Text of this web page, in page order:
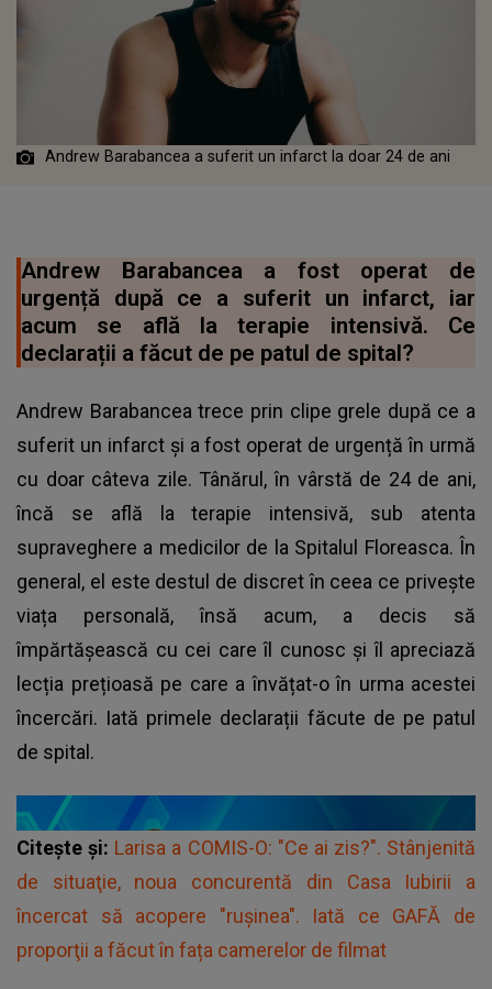
Andrew Barabancea a suferit un infarct la doar 24 de ani
Andrew Barabancea a fost operat de
urgență după ce a suferit un infarct, iar
acum se află la terapie intensivă. Ce
declarații a făcut de pe patul de spital?
Andrew Barabancea trece prin clipe grele după ce a
suferit un infarct și a fost operat de urgență în urmă
cu doar câteva zile. Tânărul, în vârstă de 24 de ani,
încă se află la terapie intensivă, sub atenta
supraveghere a medicilor de la Spitalul Floreasca. În
general, el este destul de discret în ceea ce privește
viața personală, însă acum, a decis să
împărtășească cu cei care îl cunosc și îl apreciază
lecția prețioasă pe care a învățat-o în urma acestei
încercări. Iată primele declarații făcute de pe patul
de spital.
Citește și: Larisa a COMIS-O: "Ce ai zis?". Stânjenită
de situaţie, noua concurentă din Casa Iubirii a
încercat să acopere "ruşinea". Iată ce GAFĂ de
proporţii a făcut în fața camerelor de filmat